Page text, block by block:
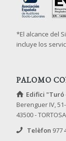
*El alcance del
incluye los
PALOMO
Edifici
Berenguer IV,
43500 - TORTOSA
Telèfon 977